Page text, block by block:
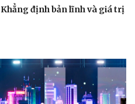
Câu chuyện thời sự
Đọc truyện đêm khuya
Cửa sổ tình yêu
Kể chuyện cho bé
Khẳng định bản lĩnh và giá trị